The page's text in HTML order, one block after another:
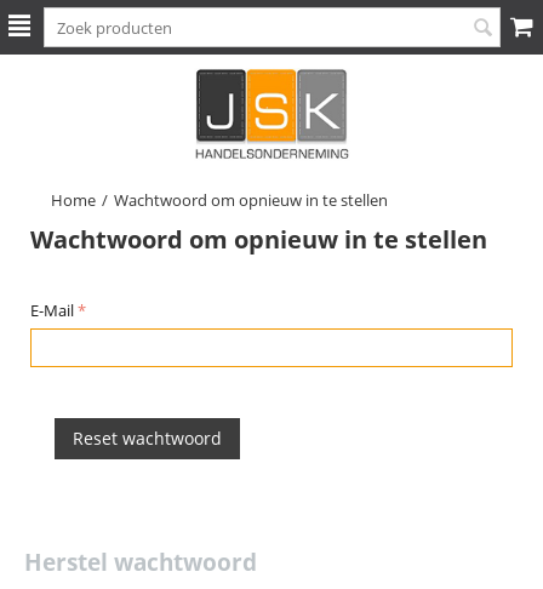
Home / Wachtwoord om opnieuw in te stellen
Wachtwoord om opnieuw in te stellen
E-Mail
Reset wachtwoord
Herstel wachtwoord